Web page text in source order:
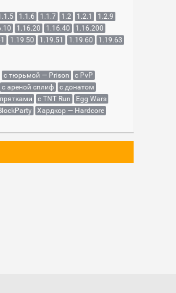
1.1.6 1.1.7 1.2 1.2.1
1.2.9
1.16.20 1.16.40
1.16.200
1.19.50 1.19.51 1.19.60
1.19.63
с тюрьмой — Prison
с PvP
с ареной сплиф
с донатом
с TNT Run
Egg Wars
Хардкор — Hardcore